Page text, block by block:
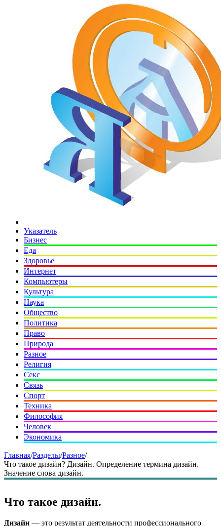
Указатель
Бизнес
Еда
Здоровье
Интернет
Компьютеры
Культура
Наука
Общество
Политика
Право
Природа
Разное
Религия
Секс
Связь
Спорт
Техника
Философия
Человек
Экономика
Главная/Разделы/Разное/
Что такое дизайн? Дизайн. Определение термина дизайн.
Значение слова дизайн.
Что такое дизайн.
Дизайн — это результат деятельности профессионального